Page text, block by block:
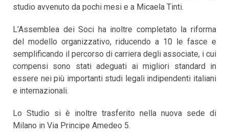
studio avvenuto da pochi mesi e a Micaela Tinti.
L’Assemblea dei Soci ha inoltre completato la riforma
del modello organizzativo, riducendo a 10 le fasce e
semplificando il percorso di carriera degli associate, i cui
compensi sono stati adeguati ai migliori standard in
essere nei più importanti studi legali indipendenti italiani
e internazionali.
Lo Studio si è inoltre trasferito nella nuova sede di
Milano in Via Principe Amedeo 5.